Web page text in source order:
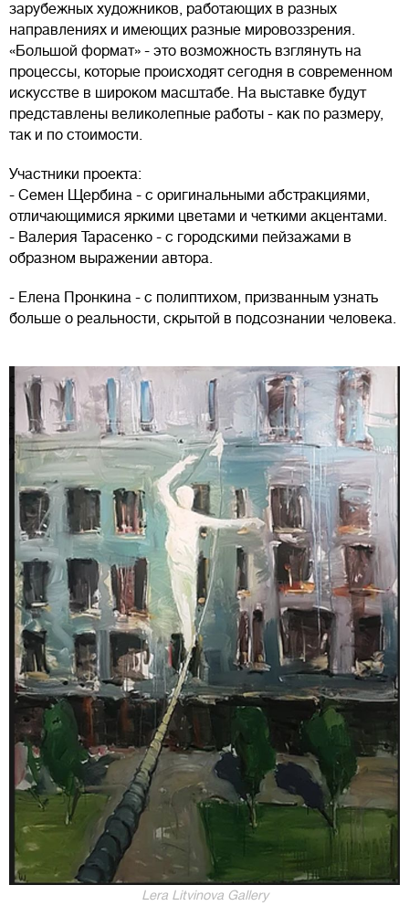
зарубежных художников, работающих в разных
направлениях и имеющих разные мировоззрения.
«Большой формат» - это возможность взглянуть на
процессы, которые происходят сегодня в современном
искусстве в широком масштабе. На выставке будут
представлены великолепные работы - как по размеру,
так и по стоимости.
Участники проекта:
- Семен Щербина - с оригинальными абстракциями,
отличающимися яркими цветами и четкими акцентами.
- Валерия Тарасенко - с городскими пейзажами в
образном выражении автора.
- Елена Пронкина - с полиптихом, призванным узнать
больше о реальности, скрытой в подсознании человека.
Lera Litvinova Gallery